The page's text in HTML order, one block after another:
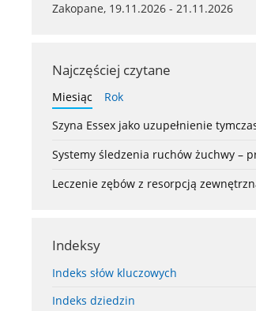
Zakopane, 19.11.2026 - 21.11.2026
Najczęściej czytane
Miesiąc
Rok
Szyna Essex jako uzupełnienie
Systemy śledzenia ruchów żuchwy –
Leczenie zębów z resorpcją
Indeksy
Indeks słów kluczowych
Indeks dziedzin